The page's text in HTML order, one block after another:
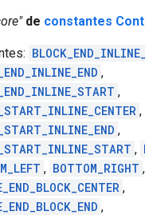
de constantes
,
,
,
,
,
, BOTTOM_RIGHT ,
,
,